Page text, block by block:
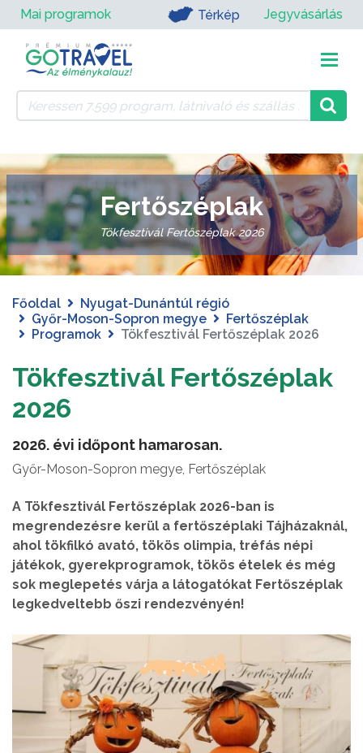
Mai programok Térkép Jegyvásárlás
Fertőszéplak
Tökfesztivál Fertőszéplak 2026
Főoldal
Nyugat-Dunántúl régió
Győr-Moson-Sopron megye
Fertőszéplak
Programok
Tökfesztivál Fertőszéplak 2026
Tökfesztivál Fertőszéplak
2026
2026. évi időpont hamarosan.
Győr-Moson-Sopron megye, Fertőszéplak
A Tökfesztivál Fertőszéplak 2026-ban is
megrendezésre kerül a fertőszéplaki Tájházaknál,
ahol tökfilkó avató, tökös olimpia, tréfás népi
játékok, gyerekprogramok, tökös ételek és még
sok meglepetés várja a látogatókat Fertőszéplak
legkedveltebb őszi rendezvényén!